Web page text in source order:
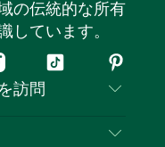
の伝統的な所有
しています。
テ
ピ
ン
レ
訪問